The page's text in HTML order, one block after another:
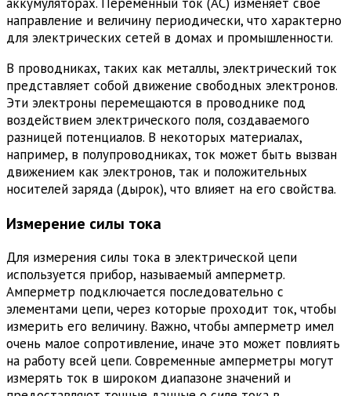
аккумуляторах. Переменный ток (AC) изменяет свое
направление и величину периодически, что характерно
для электрических сетей в домах и промышленности.
В проводниках, таких как металлы, электрический ток
представляет собой движение свободных электронов.
Эти электроны перемещаются в проводнике под
воздействием электрического поля, создаваемого
разницей потенциалов. В некоторых материалах,
например, в полупроводниках, ток может быть вызван
движением как электронов, так и положительных
носителей заряда (дырок), что влияет на его свойства.
Измерение силы тока
Для измерения силы тока в электрической цепи
используется прибор, называемый амперметр.
Амперметр подключается последовательно с
элементами цепи, через которые проходит ток, чтобы
измерить его величину. Важно, чтобы амперметр имел
очень малое сопротивление, иначе это может повлиять
на работу всей цепи. Современные амперметры могут
измерять ток в широком диапазоне значений и